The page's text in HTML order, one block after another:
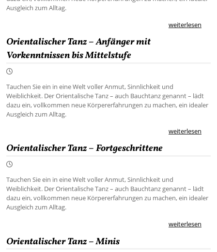
Ausgleich zum Alltag.
weiterlesen
Orientalischer Tanz – Anfänger mit
Vorkenntnissen bis Mittelstufe
Tauchen Sie ein in eine Welt voller Anmut, Sinnlichkeit und
Weiblichkeit. Der Orientalische Tanz – auch Bauchtanz genannt – lädt
dazu ein, vollkommen neue Körpererfahrungen zu machen, ein idealer
Ausgleich zum Alltag.
weiterlesen
Orientalischer Tanz – Fortgeschrittene
Tauchen Sie ein in eine Welt voller Anmut, Sinnlichkeit und
Weiblichkeit. Der Orientalische Tanz – auch Bauchtanz genannt – lädt
dazu ein, vollkommen neue Körpererfahrungen zu machen, ein idealer
Ausgleich zum Alltag.
weiterlesen
Orientalischer Tanz – Minis